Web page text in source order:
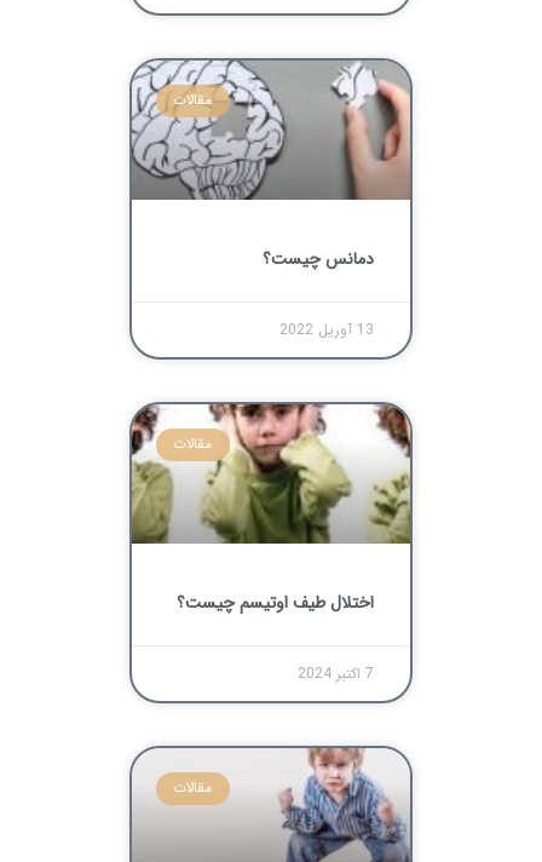
مقالات
دمانس چیست؟
13 آوریل 2022
مقالات
اختلال طیف اوتیسم چیست؟
7 اکتبر 2024
مقالات